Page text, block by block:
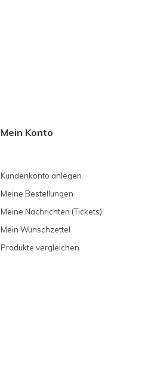
Mein Konto
Kundenkonto anlegen
Meine Bestellungen
Meine Nachrichten (Tickets)
Mein Wunschzettel
Produkte vergleichen